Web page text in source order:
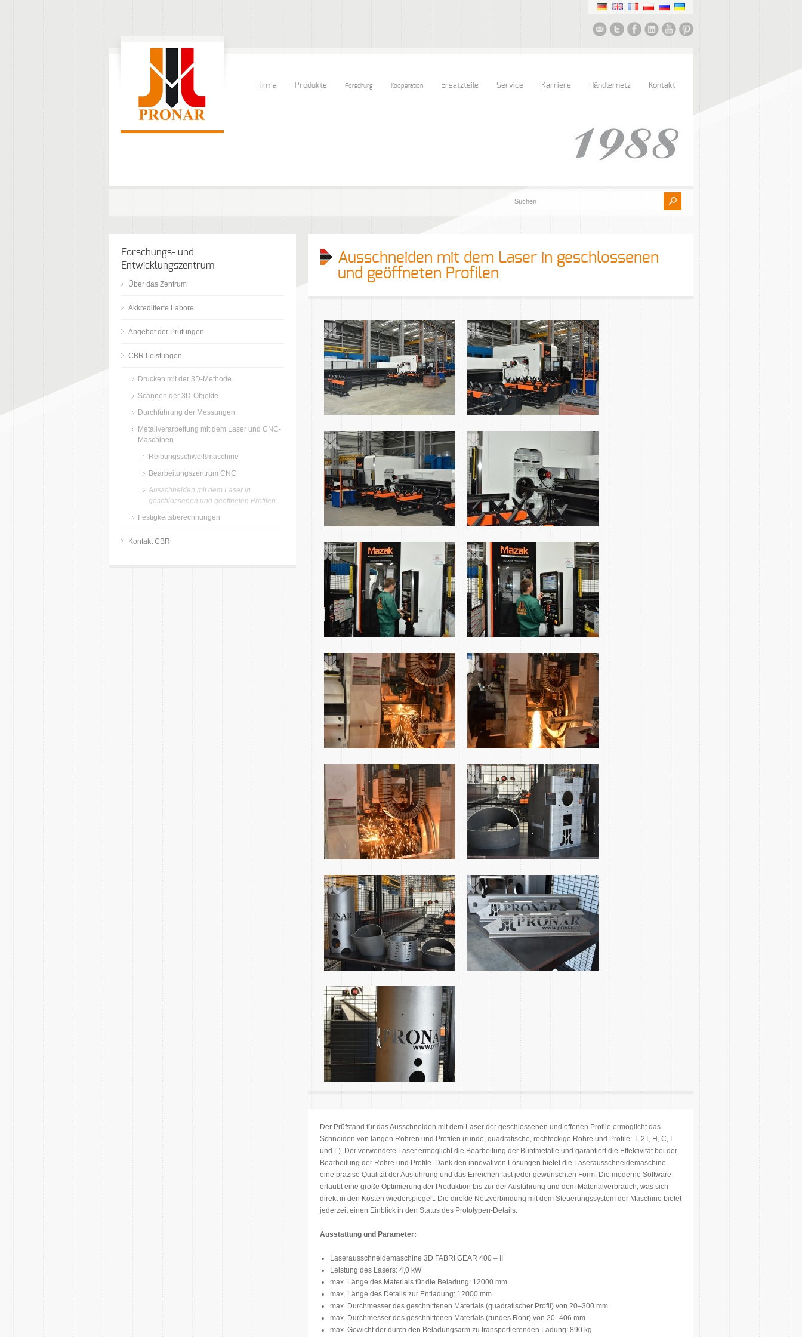
Firma Produkte Forschung Kooperation Ersatzteile Service Karriere Händlernetz Kontakt
Ausschneiden mit dem Laser in geschlossenen
und geöffneten Profilen
Der Prüfstand für das Ausschneiden mit dem Laser der geschlossenen und offenen Profile ermöglicht das
Schneiden von langen Rohren und Profilen (runde, quadratische, rechteckige Rohre und Profile: T, 2T, H, C, I
und L). Der verwendete Laser ermöglicht die Bearbeitung der Buntmetalle und garantiert die Effektivität bei der
Bearbeitung der Rohre und Profile. Dank den innovativen Lösungen bietet die Laserausschneidemaschine
eine präzise Qualität der Ausführung und das Erreichen fast jeder gewünschten Form. Die moderne Software
erlaubt eine große Optimierung der Produktion bis zur der Ausführung und dem Materialverbrauch, was sich
direkt in den Kosten wiederspiegelt. Die direkte Netzverbindung mit dem Steuerungssystem der Maschine bietet
jederzeit einen Einblick in den Status des Prototypen-Details.
Ausstattung und Parameter:
Laserausschneidemaschine 3D FABRI GEAR 400 – II
Leistung des Lasers: 4,0 kW
max. Länge des Materials für die Beladung: 12000 mm
max. Länge des Details zur Entladung: 12000 mm
max. Durchmesser des geschnittenen Materials (quadratischer Profil) von 20–300 mm
max. Durchmesser des geschnittenen Materials (rundes Rohr) von 20–406 mm
max. Gewicht der durch den Beladungsarm zu transportierenden Ladung: 890 kg
Forschungs- und
Entwicklungszentrum
Über das Zentrum
Akkreditierte Labore
Angebot der Prüfungen
CBR Leistungen
Drucken mit der 3D-Methode
Scannen der 3D-Objekte
Durchführung der Messungen
Metallverarbeitung mit dem Laser und CNC-
Maschinen
Reibungsschweißmaschine
Bearbeitungszentrum CNC
Ausschneiden mit dem Laser in
geschlossenen und geöffneten Profilen
Festigkeitsberechnungen
Kontakt CBR